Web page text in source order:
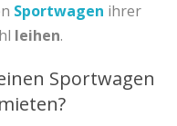
Sportwagen ihrer
leihen.
Sportwagen